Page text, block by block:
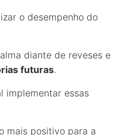
o desempenho do
diante de reveses e
futuras.
implementar essas
mais positivo para a